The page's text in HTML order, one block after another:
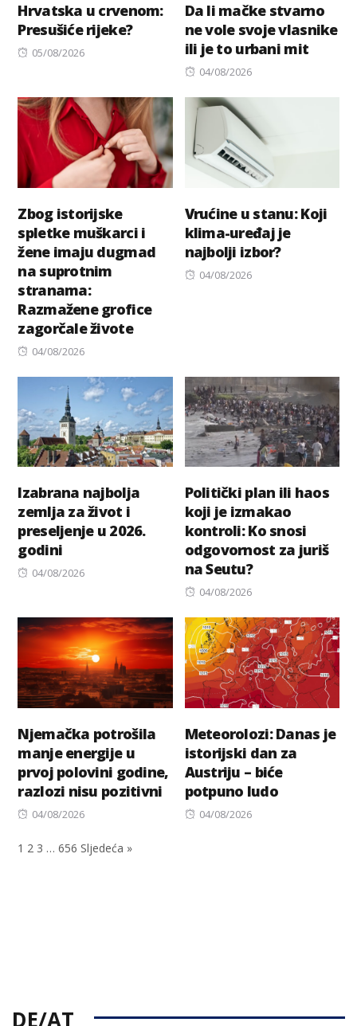
Hrvatska u crvenom:
Presušiće rijeke?
Posted
05/08/2026
Da li mačke stvarno
ne vole svoje vlasnike
ili je to urbani mit
Posted
04/08/2026
Zbog istorijske
spletke muškarci i
žene imaju dugmad
na suprotnim
stranama:
Razmažene grofice
zagorčale živote
Posted
04/08/2026
Vrućine u stanu: Koji
klima-uređaj je
najbolji izbor?
Posted
04/08/2026
Izabrana najbolja
zemlja za život i
preseljenje u 2026.
godini
Posted
04/08/2026
Politički plan ili haos
koji je izmakao
kontroli: Ko snosi
odgovornost za juriš
na Seutu?
Posted
04/08/2026
Njemačka potrošila
manje energije u
prvoj polovini godine,
razlozi nisu pozitivni
Posted
04/08/2026
Meteorolozi: Danas je
istorijski dan za
Austriju – biće
potpuno ludo
Posted
04/08/2026
1 2 3 … 656 Sljedeća »
DE/AT